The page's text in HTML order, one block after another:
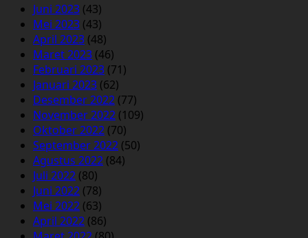
Juni 2023 (43)
Mei 2023 (43)
April 2023 (48)
Maret 2023 (46)
Februari 2023 (71)
Januari 2023 (62)
Desember 2022 (77)
November 2022 (109)
Oktober 2022 (70)
September 2022 (50)
Agustus 2022 (84)
Juli 2022 (80)
Juni 2022 (78)
Mei 2022 (63)
April 2022 (86)